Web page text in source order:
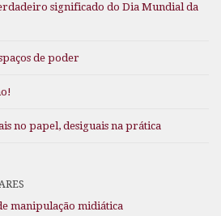
significado do Dia Mundial da
de poder
no papel, desiguais na prática
manipulação midiática